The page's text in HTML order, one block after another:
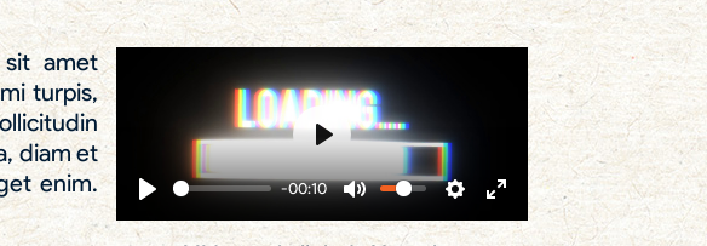
Play
-00:10
Mute Settings
Enter
Play
sit amet
turpis,
diam et
enim.